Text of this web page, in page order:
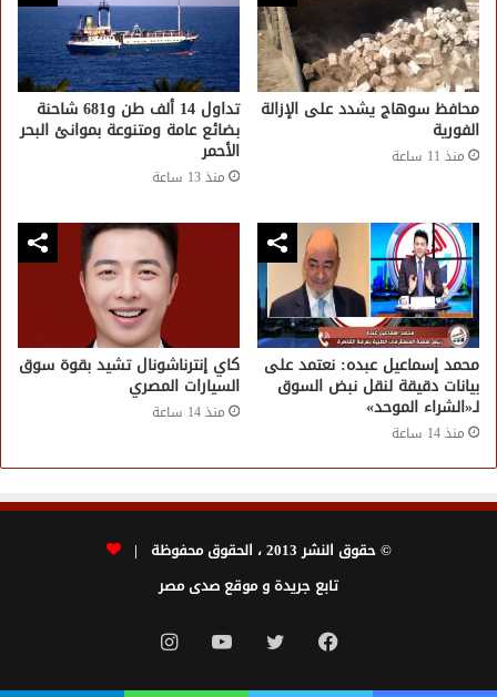
محافظ سوهاج يشدد على الإزالة
الفورية
منذ 11 ساعة
تداول 14 ألف طن و681 شاحنة
بضائع عامة ومتنوعة بموانئ البحر
الأحمر
منذ 13 ساعة
محمد إسماعيل عبده: نعتمد على
بيانات دقيقة لنقل نبض السوق
لـ«الشراء الموحد»
منذ 14 ساعة
كاي إنترناشونال تشيد بقوة سوق
السيارات المصري
منذ 14 ساعة
© حقوق النشر 2013 ، الحقوق محفوظة |
تابع جريدة و موقع صدى مصر
فيسبوك تويتر يوتيوبانستقرام